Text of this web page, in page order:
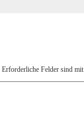
Erforderliche Felder sind mit